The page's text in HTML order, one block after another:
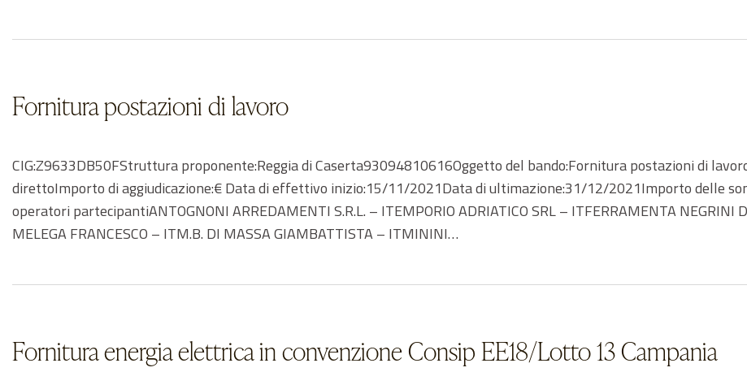
Fornitura postazioni di lavoro
CIG:Z9633DB50FStruttura proponente:Reggia di Caserta93094810616Oggetto del bando:Fornitura postazioni di
direttoImporto di aggiudicazione:€ Data di effettivo inizio:15/11/2021Data di ultimazione:31/12/2021Importo delle
operatori partecipantiANTOGNONI ARREDAMENTI S.R.L. – ITEMPORIO ADRIATICO SRL – ITFERRAMENTA NEGRINI
MELEGA FRANCESCO – ITM.B. DI MASSA GIAMBATTISTA – ITMININI…
Fornitura energia elettrica in convenzione Consip EE18/Lotto 13 Campania